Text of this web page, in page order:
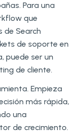
Para una
que
de Search
de soporte en
puede ser un
de cliente.
Empieza
más rápida,
una
de crecimiento.